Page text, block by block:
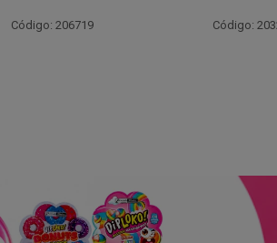
Código: 203262 Código: